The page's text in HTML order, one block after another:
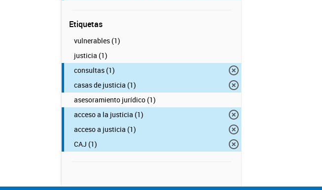
Etiquetas
vulnerables (1)
justicia (1)
consultas (1)
casas de justicia (1)
asesoramiento jurídico (1)
acceso a la justicia (1)
acceso a justicia (1)
CAJ (1)